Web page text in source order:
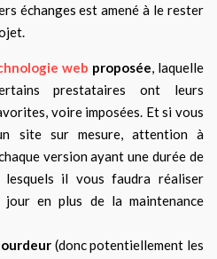
échanges est amené à le rester
web proposée , laquelle
prestataires ont leurs
voire imposées. Et si vous
site sur mesure, attention à
version ayant une durée de
il vous faudra réaliser
jour en plus de la maintenance
(donc potentiellement les